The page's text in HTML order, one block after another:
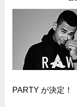
PARTY が決定！